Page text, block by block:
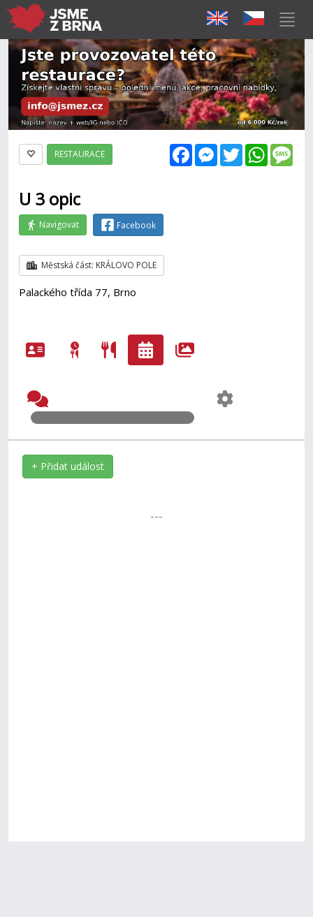
FacebookMessenger
Twitter
RESTAURACE
U 3 opic
Navigovat Facebook
Městská část: KRÁLOVO POLE
Palackého třída 77, Brno
+ Přidat událost
---